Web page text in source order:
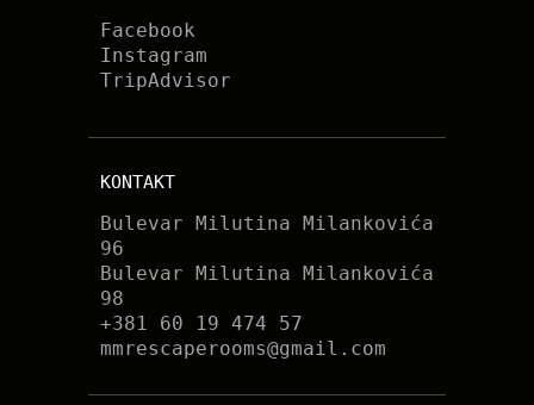
Facebook
Instagram
TripAdvisor
KONTAKT
Bulevar Milutina Milankovića
96
Bulevar Milutina Milankovića
98
+381 60 19 474 57
mmrescaperooms@gmail.com